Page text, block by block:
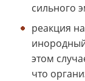
сильного
реакция
этом
что